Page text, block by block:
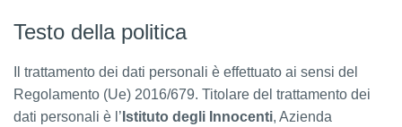
Testo della politica
Il trattamento dei dati personali è effettuato ai sensi del
Regolamento (Ue) 2016/679. Titolare del trattamento dei
dati personali è l’ Istituto degli Innocenti, Azienda